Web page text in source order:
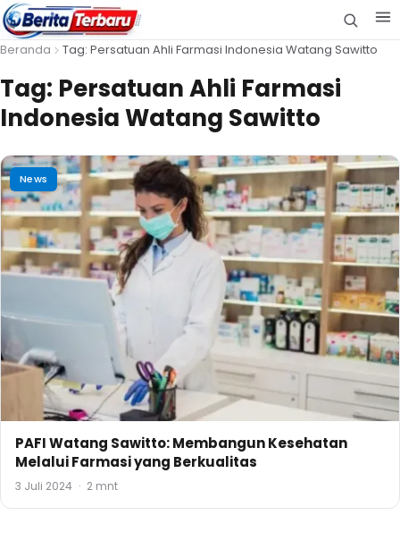
Beranda Tag: Persatuan Ahli Farmasi Indonesia Watang Sawitto
Tag: Persatuan Ahli Farmasi
Indonesia Watang Sawitto
News
PAFI Watang Sawitto: Membangun Kesehatan
Melalui Farmasi yang Berkualitas
3 Juli 2024 · 2 mnt